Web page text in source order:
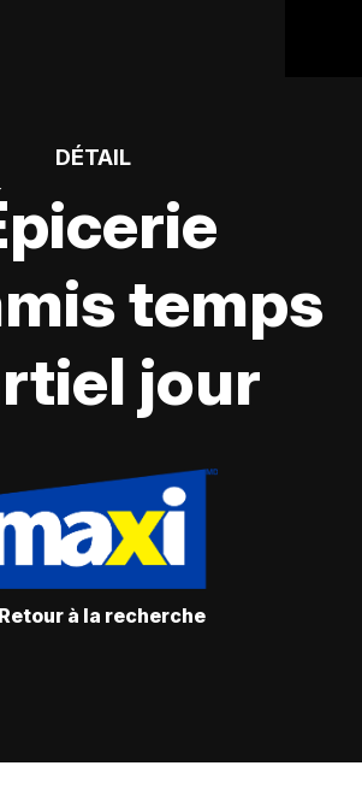
DÉTAIL
temps
jour
à la recherche